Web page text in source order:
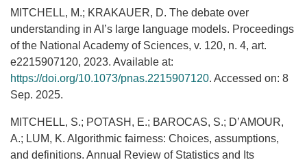
MITCHELL, M.; KRAKAUER, D. The debate over
understanding in AI’s large language models. Proceedings
of the National Academy of Sciences, v. 120, n. 4, art.
e2215907120, 2023. Available at:
https://doi.org/10.1073/pnas.2215907120. Accessed on: 8
Sep. 2025.
MITCHELL, S.; POTASH, E.; BAROCAS, S.; D’AMOUR,
A.; LUM, K. Algorithmic fairness: Choices, assumptions,
and definitions. Annual Review of Statistics and Its